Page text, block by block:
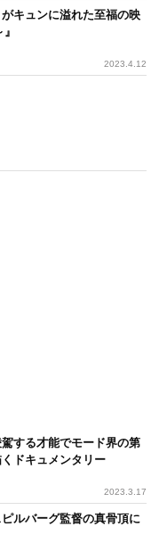
キュンに溢れた至福の映
2023.4.12
する才能でモード界の第
ドキュメンタリー
2023.3.17
ルバーグ監督の真骨頂に